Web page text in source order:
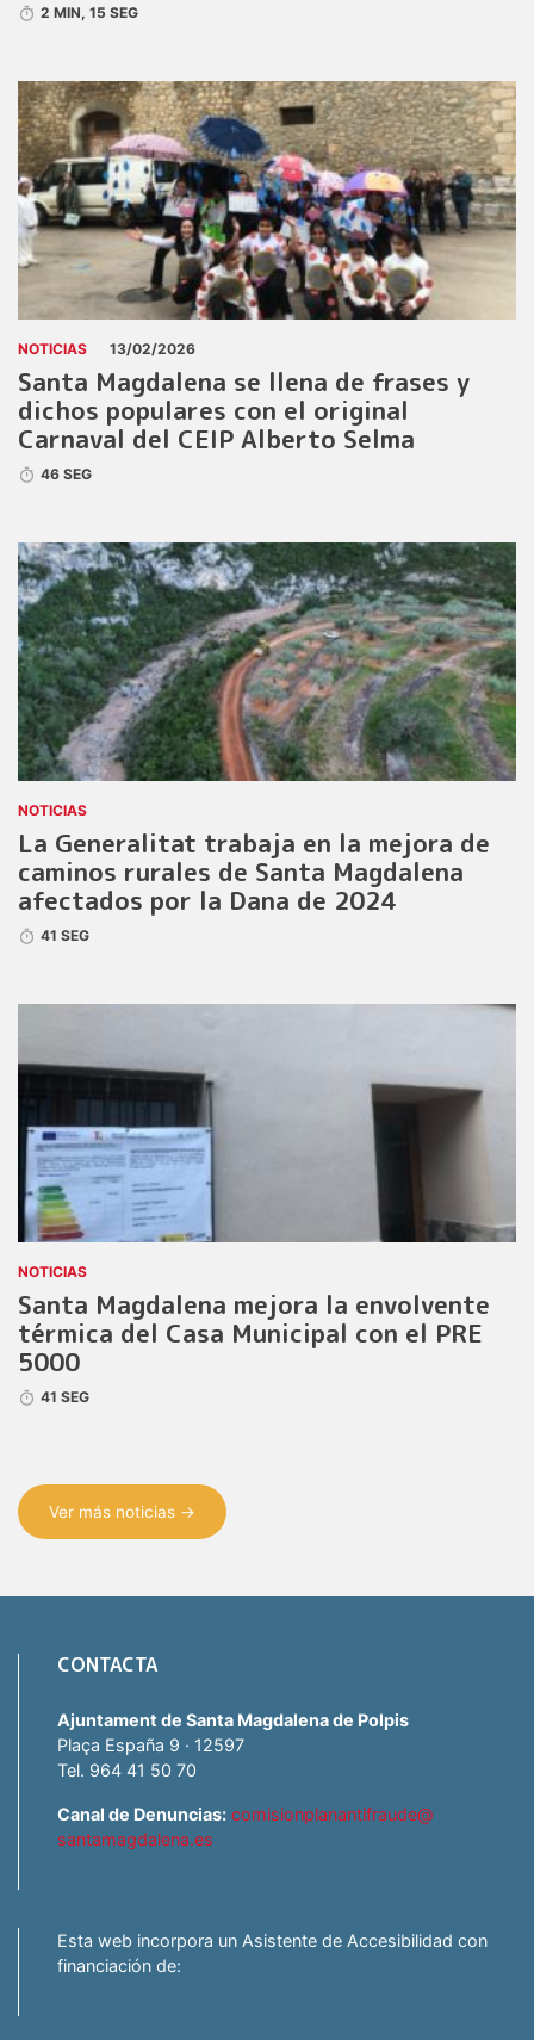
2 MIN, 15 SEG
NOTICIAS 13/02/2026
Santa Magdalena se llena de frases y
dichos populares con el original
Carnaval del CEIP Alberto Selma
46 SEG
NOTICIAS
La Generalitat trabaja en la mejora de
caminos rurales de Santa Magdalena
afectados por la Dana de 2024
41 SEG
NOTICIAS
Santa Magdalena mejora la envolvente
térmica del Casa Municipal con el PRE
5000
41 SEG
Ver más noticias →
CONTACTA
Ajuntament de Santa Magdalena de Polpis
Plaça España 9 · 12597
Tel. 964 41 50 70
Canal de Denuncias: comisionplanantifraude@
santamagdalena.es
Esta web incorpora un Asistente de Accesibilidad con
financiación de: